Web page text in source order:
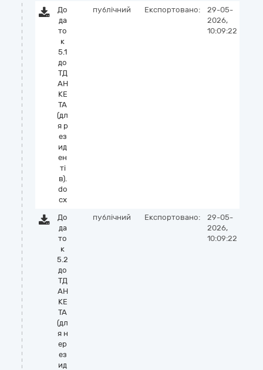
До
да
то
к
5.1
до
ТД
АН
КЕ
ТА
(дл
я р
ез
ид
ен
ті
в).
do
cx
публічний Експортовано:
29-05-
2026,
10:09:22
До
да
то
к
5.2
до
ТД
АН
КЕ
ТА
(дл
я н
ер
ез
ид
публічний Експортовано:
29-05-
2026,
10:09:22